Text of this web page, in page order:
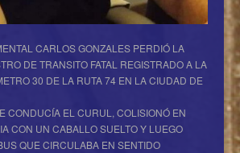
CARLOS GONZALES PERDIÓ LA
DE TRANSITO FATAL REGISTRADO A LA
30 DE LA RUTA 74 EN LA CIUDAD DE
CONDUCÍA EL CURUL, COLISIONÓ EN
CON UN CABALLO SUELTO Y LUEGO
QUE CIRCULABA EN SENTIDO